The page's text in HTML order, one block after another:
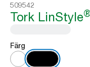
509542
Tork LinStyle®
Färg